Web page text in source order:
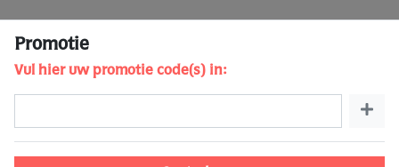
Promotie
Vul hier uw promotie code(s) in: